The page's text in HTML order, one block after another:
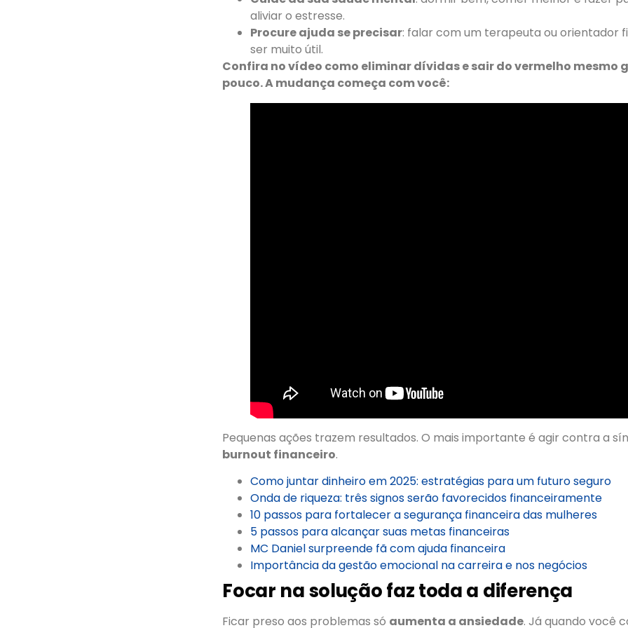
aliviar o estresse.
Procure ajuda se precisar: falar com um terapeuta ou orientador
ser muito útil.
Confira no vídeo como eliminar dívidas e sair do vermelho mesmo
pouco. A mudança começa com você:
Pequenas ações trazem resultados. O mais importante é agir contra a
burnout financeiro.
Como juntar dinheiro em 2025: estratégias para um futuro seguro
Onda de riqueza: três signos serão favorecidos financeiramente
10 passos para fortalecer a segurança financeira das mulheres
5 passos para alcançar suas metas financeiras
MC Daniel surpreende fã com ajuda financeira
Importância da gestão emocional na carreira e nos negócios
Focar na solução faz toda a diferença
Ficar preso aos problemas só aumenta a ansiedade. Já quando você